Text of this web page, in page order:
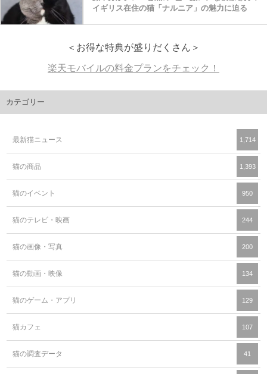
イギリス在住の猫「ナルニア」の魅力に迫る
＜お得な特典が盛りだくさん＞
楽天モバイルの料金プランをチェック！
カテゴリー
最新猫ニュース 1,714
猫の商品 1,393
猫のイベント 950
猫のテレビ・映画 244
猫の画像・写真 200
猫の動画・映像 134
猫のゲーム・アプリ 129
猫カフェ 107
猫の調査データ 41